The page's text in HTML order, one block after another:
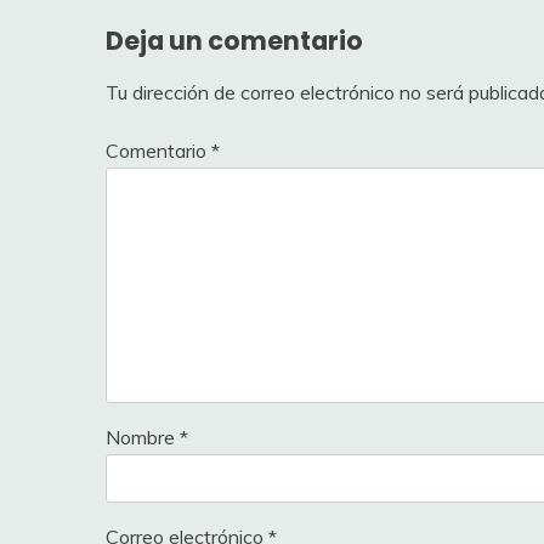
Deja un comentario
Tu dirección de correo electrónico no será
Comentario *
Nombre *
Correo electrónico *